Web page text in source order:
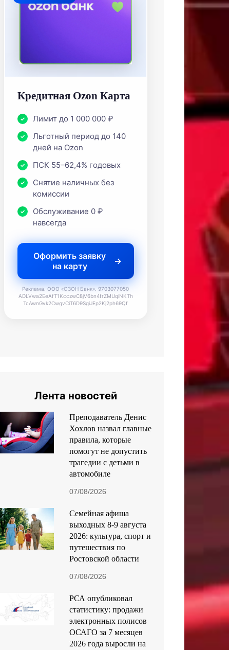
Кредитная Ozon Карта
Лимит до 1 000 000 ₽
Льготный период до 140
дней на Ozon
ПСК 55–62,4% годовых
Снятие наличных без
комиссии
Обслуживание 0 ₽
навсегда
Оформить заявку
на карту
Реклама. ООО «ОЗОН Банк». 9703077050
ADLVwa2EeAfT1KcczwC8jV6bn4frZMUqiNKTh
TcAwnGvk2CwgvCiT6D9SgiJEp2Kj2ph69Qf
Лента новостей
Преподаватель Денис
Хохлов назвал главные
правила, которые
помогут не допустить
трагедии с детьми в
автомобиле
07/08/2026
Семейная афиша
выходных 8-9 августа
2026: культура, спорт и
путешествия по
Ростовской области
07/08/2026
РСА опубликовал
статистику: продажи
электронных полисов
ОСАГО за 7 месяцев
2026 года выросли на